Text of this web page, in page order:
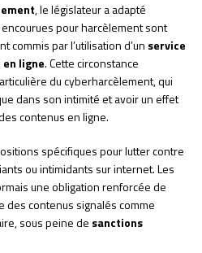
, le législateur a adapté
pour harcèlement sont
commis par l’utilisation d’un service
ligne. Cette circonstance
du cyberharcèlement, qui
dans son intimité et avoir un effet
contenus en ligne.
spécifiques pour lutter contre
ou intimidants sur internet. Les
une obligation renforcée de
contenus signalés comme
sous peine de sanctions